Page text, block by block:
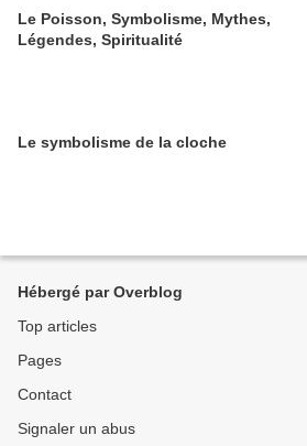
Le Poisson, Symbolisme, Mythes,
Légendes, Spiritualité
Le symbolisme de la cloche
Hébergé par Overblog
Top articles
Pages
Contact
Signaler un abus